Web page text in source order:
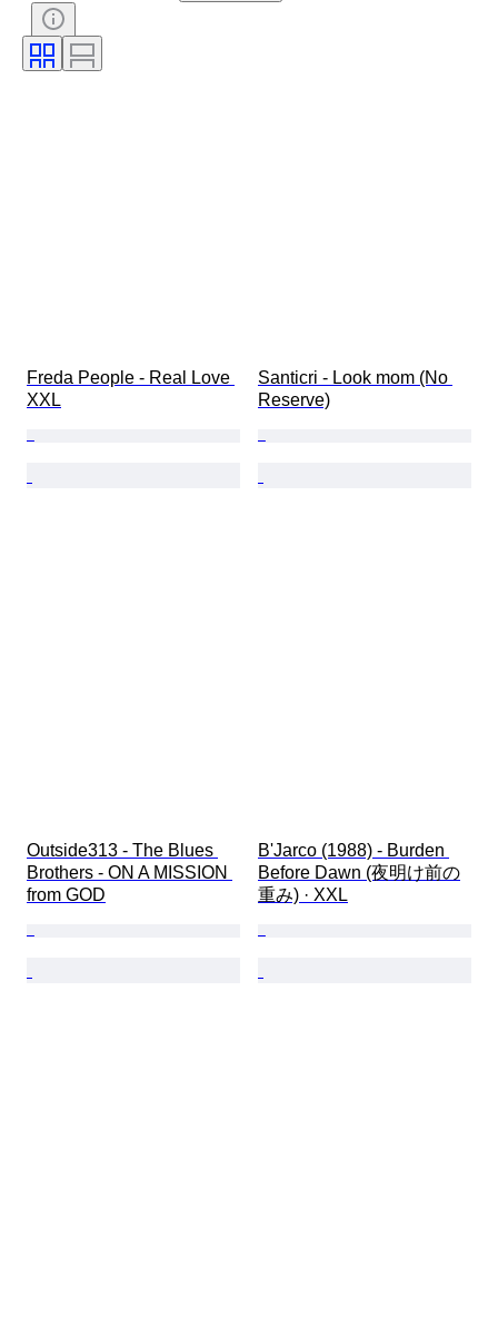
Freda People - Real Love
XXL
Santicri - Look mom (No
Reserve)
Outside313 - The Blues
Brothers - ON A MISSION
from GOD
B'Jarco (1988) - Burden
Before Dawn (夜明け前の
重み) · XXL